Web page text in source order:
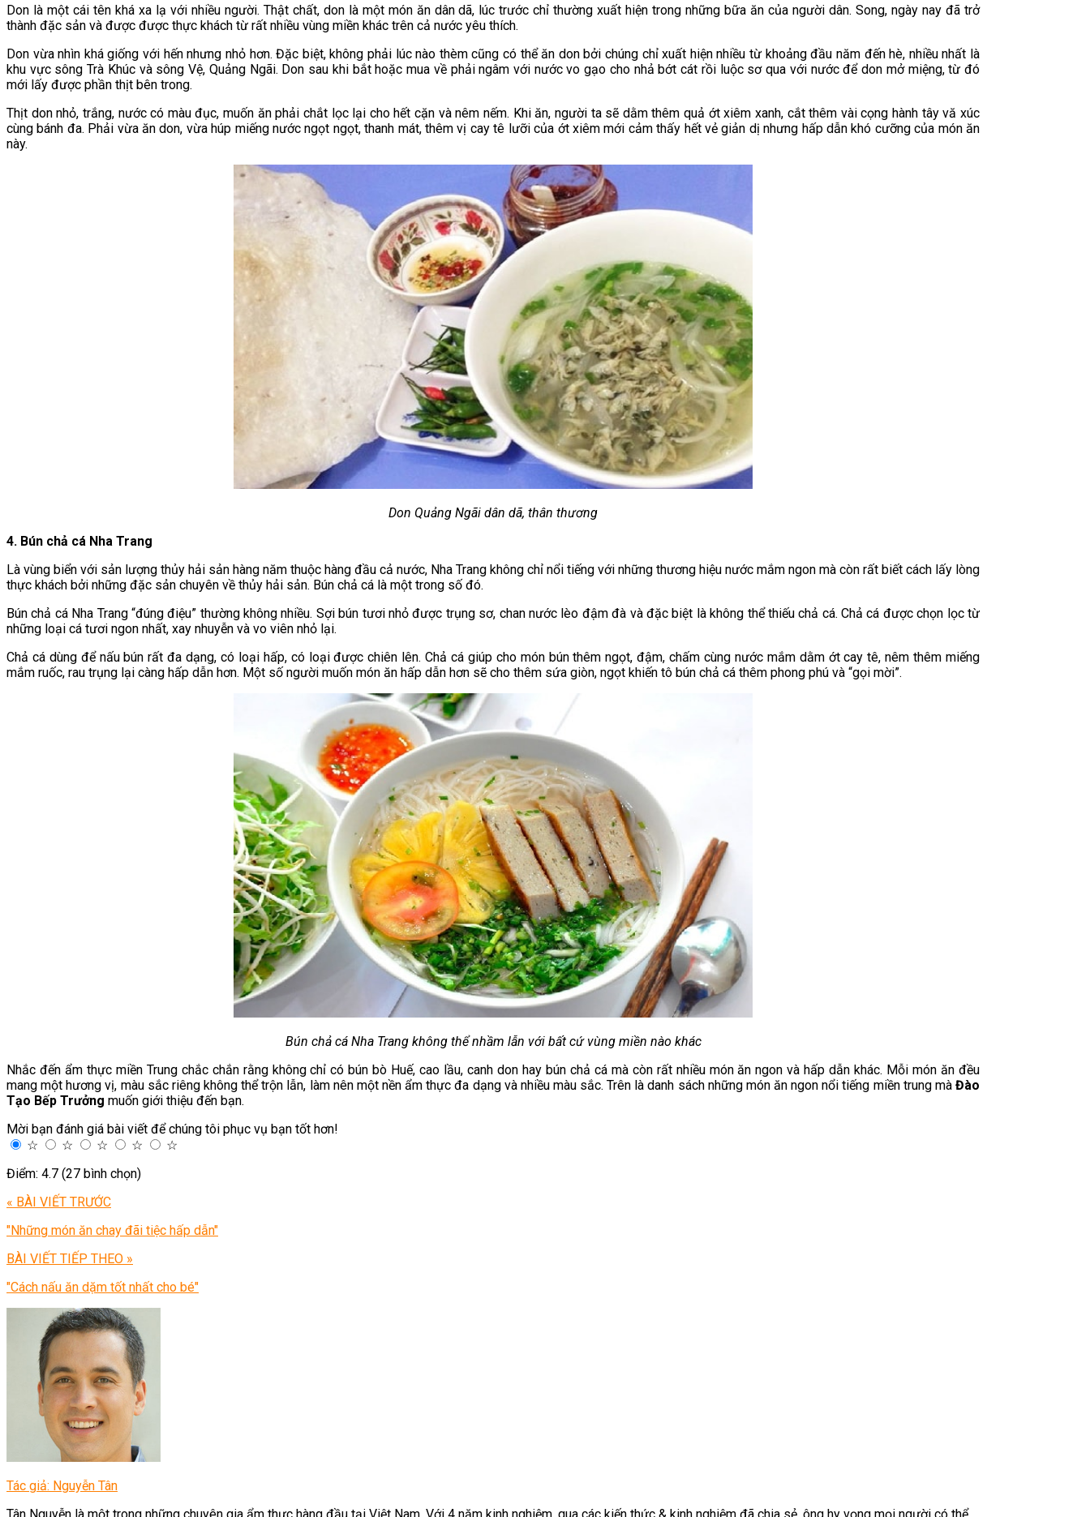
Don là một cái tên khá xa lạ với nhiều người. Thật chất, don là một món ăn dân dã, lúc trước chỉ thường xuất hiện trong những bữa ăn của người dân. Song, ngày nay đã trở
thành đặc sản và được được thực khách từ rất nhiều vùng miền khác trên cả nước yêu thích.
Don vừa nhìn khá giống với hến nhưng nhỏ hơn. Đặc biệt, không phải lúc nào thèm cũng có thể ăn don bởi chúng chỉ xuất hiện nhiều từ khoảng đầu năm đến hè, nhiều nhất là
khu vực sông Trà Khúc và sông Vệ, Quảng Ngãi. Don sau khi bắt hoặc mua về phải ngâm với nước vo gạo cho nhả bớt cát rồi luộc sơ qua với nước để don mở miệng, từ đó
mới lấy được phần thịt bên trong.
Thịt don nhỏ, trắng, nước có màu đục, muốn ăn phải chắt lọc lại cho hết cặn và nêm nếm. Khi ăn, người ta sẽ dằm thêm quả ớt xiêm xanh, cắt thêm vài cọng hành tây vă xúc
cùng bánh đa. Phải vừa ăn don, vừa húp miếng nước ngọt ngọt, thanh mát, thêm vị cay tê lưỡi của ớt xiêm mới cảm thấy hết vẻ giản dị nhưng hấp dẫn khó cưỡng của món ăn
này.
Don Quảng Ngãi dân dã, thân thương
4. Bún chả cá Nha Trang
Là vùng biển với sản lượng thủy hải sản hàng năm thuộc hàng đầu cả nước, Nha Trang không chỉ nổi tiếng với những thương hiệu nước mắm ngon mà còn rất biết cách lấy lòng
thực khách bởi những đặc sản chuyên về thủy hải sản. Bún chả cá là một trong số đó.
Bún chả cá Nha Trang “đúng điệu” thường không nhiều. Sợi bún tươi nhỏ được trụng sơ, chan nước lèo đậm đà và đặc biệt là không thể thiếu chả cá. Chả cá được chọn lọc từ
những loại cá tươi ngon nhất, xay nhuyễn và vo viên nhỏ lại.
Chả cá dùng để nấu bún rất đa dạng, có loại hấp, có loại được chiên lên. Chả cá giúp cho món bún thêm ngọt, đậm, chấm cùng nước mắm dằm ớt cay tê, nêm thêm miếng
mắm ruốc, rau trụng lại càng hấp dẫn hơn. Một số người muốn món ăn hấp dẫn hơn sẽ cho thêm sứa giòn, ngọt khiến tô bún chả cá thêm phong phú và “gọi mời”.
Bún chả cá Nha Trang không thể nhầm lẫn với bất cứ vùng miền nào khác
Nhắc đến ẩm thực miền Trung chắc chắn rằng không chỉ có bún bò Huế, cao lầu, canh don hay bún chả cá mà còn rất nhiều món ăn ngon và hấp dẫn khác. Mỗi món ăn đều
mang một hương vị, màu sắc riêng không thể trộn lẫn, làm nên một nền ẩm thực đa dạng và nhiều màu sắc. Trên là danh sách những món ăn ngon nổi tiếng miền trung mà Đào
Tạo Bếp Trưởng muốn giới thiệu đến bạn.
Mời bạn đánh giá bài viết để chúng tôi phục vụ bạn tốt hơn!
☆
☆ ☆ ☆
☆
Điểm: 4.7 (27 bình chọn)
« BÀI VIẾT TRƯỚC
"Những món ăn chay đãi tiệc hấp dẫn"
BÀI VIẾT TIẾP THEO »
"Cách nấu ăn dặm tốt nhất cho bé"
Tác giả: Nguyễn Tân